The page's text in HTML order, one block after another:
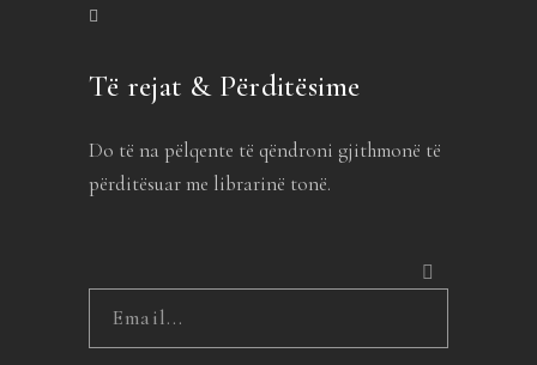
Të rejat & Përditësime
Do të na pëlqente të qëndroni gjithmonë të
përditësuar me librarinë tonë.